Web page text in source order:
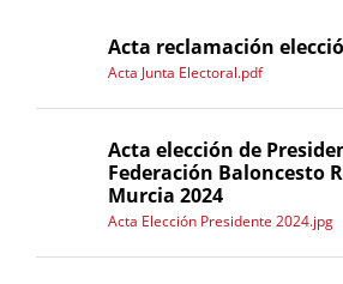
Acta reclamación
Acta Junta Electoral.pdf
Acta elección de
Federación Baloncesto
Murcia 2024
Acta Elección Presidente 2024.jpg